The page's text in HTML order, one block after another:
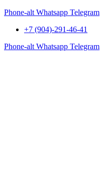
Phone-alt Whatsapp Telegram
+7 (904)-291-46-41
Phone-alt Whatsapp Telegram